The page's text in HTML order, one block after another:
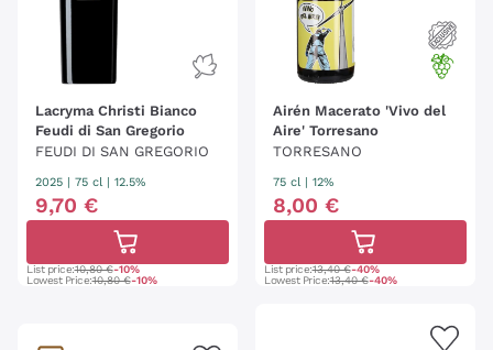
Lacryma Christi Bianco
Feudi di San Gregorio
FEUDI DI SAN GREGORIO
2025 | 75 cl | 12.5%
9,70 €
List price:10,80 €-10%
Lowest Price:10,80 €-10%
Airén Macerato 'Vivo del
Aire' Torresano
TORRESANO
75 cl | 12%
8,00 €
List price:13,40 €-40%
Lowest Price:13,40 €-40%